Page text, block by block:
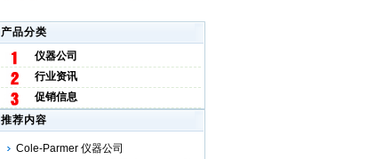
产品分类
仪器公司
行业资讯
促销信息
推荐内容
Cole-Parmer 仪器公司